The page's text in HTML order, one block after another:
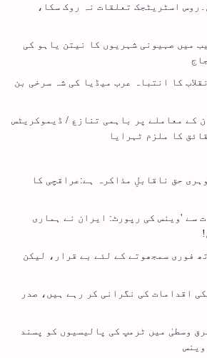
اسٹریٹجک تعلقات نہ روک سکا،
میں صہیونی شہریوں کا نیتن یاہو کی
کا انتباہ عرب میڈیا کی شہ سرخی بن
کے معاملے پر باہمی تنازع / ڈیموکریٹس
کا ملزم ٹہرایا
حق ناقابلِ مذاکرہ ہے:عراقچی کا
سے 'وینس کی رپورٹ: ایران نے ہماری
فوری سمجھوتے کے لئے بے قرار، لیکن
اقدامات کی نگرانی کر رہے ہیں، صدر
وسطیٰ میں ٹرمپ کی پالیسیوں کو پسند